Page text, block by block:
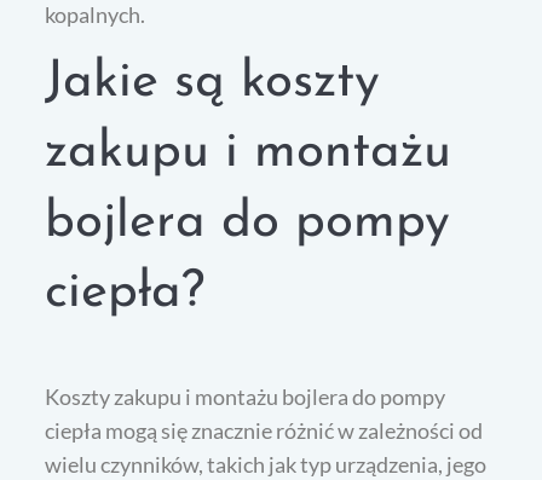
kopalnych.
Jakie są koszty
zakupu i montażu
bojlera do pompy
ciepła?
Koszty zakupu i montażu bojlera do pompy
ciepła mogą się znacznie różnić w zależności od
wielu czynników, takich jak typ urządzenia, jego